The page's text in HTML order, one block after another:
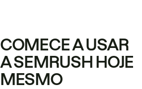
COMECE A USAR
A SEMRUSH HOJE
MESMO